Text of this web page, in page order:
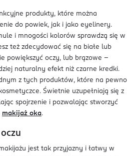
produkty, które można
do powiek, jak i jako eyelinery.
i mnogości kolorów sprawdzą się w
też zdecydować się na białe lub
powiększyć oczy, lub brązowe –
naturalny efekt niż czarne kredki.
z tych produktów, które na pewno
Świetnie uzupełniają się z
spojrzenie i pozwalając stworzyć
makijaż oka.
jest tak przyjazny i łatwy w